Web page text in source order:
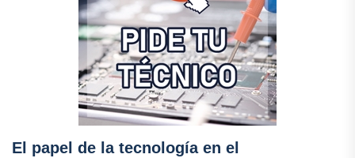
El papel de la tecnología en el